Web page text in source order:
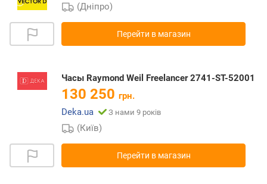
(Дніпро)
Перейти в магазин
Часы Raymond Weil Freelancer 2741-ST-52001
130 250 грн.
Deka.ua
З нами 9 років
(Київ)
Перейти в магазин